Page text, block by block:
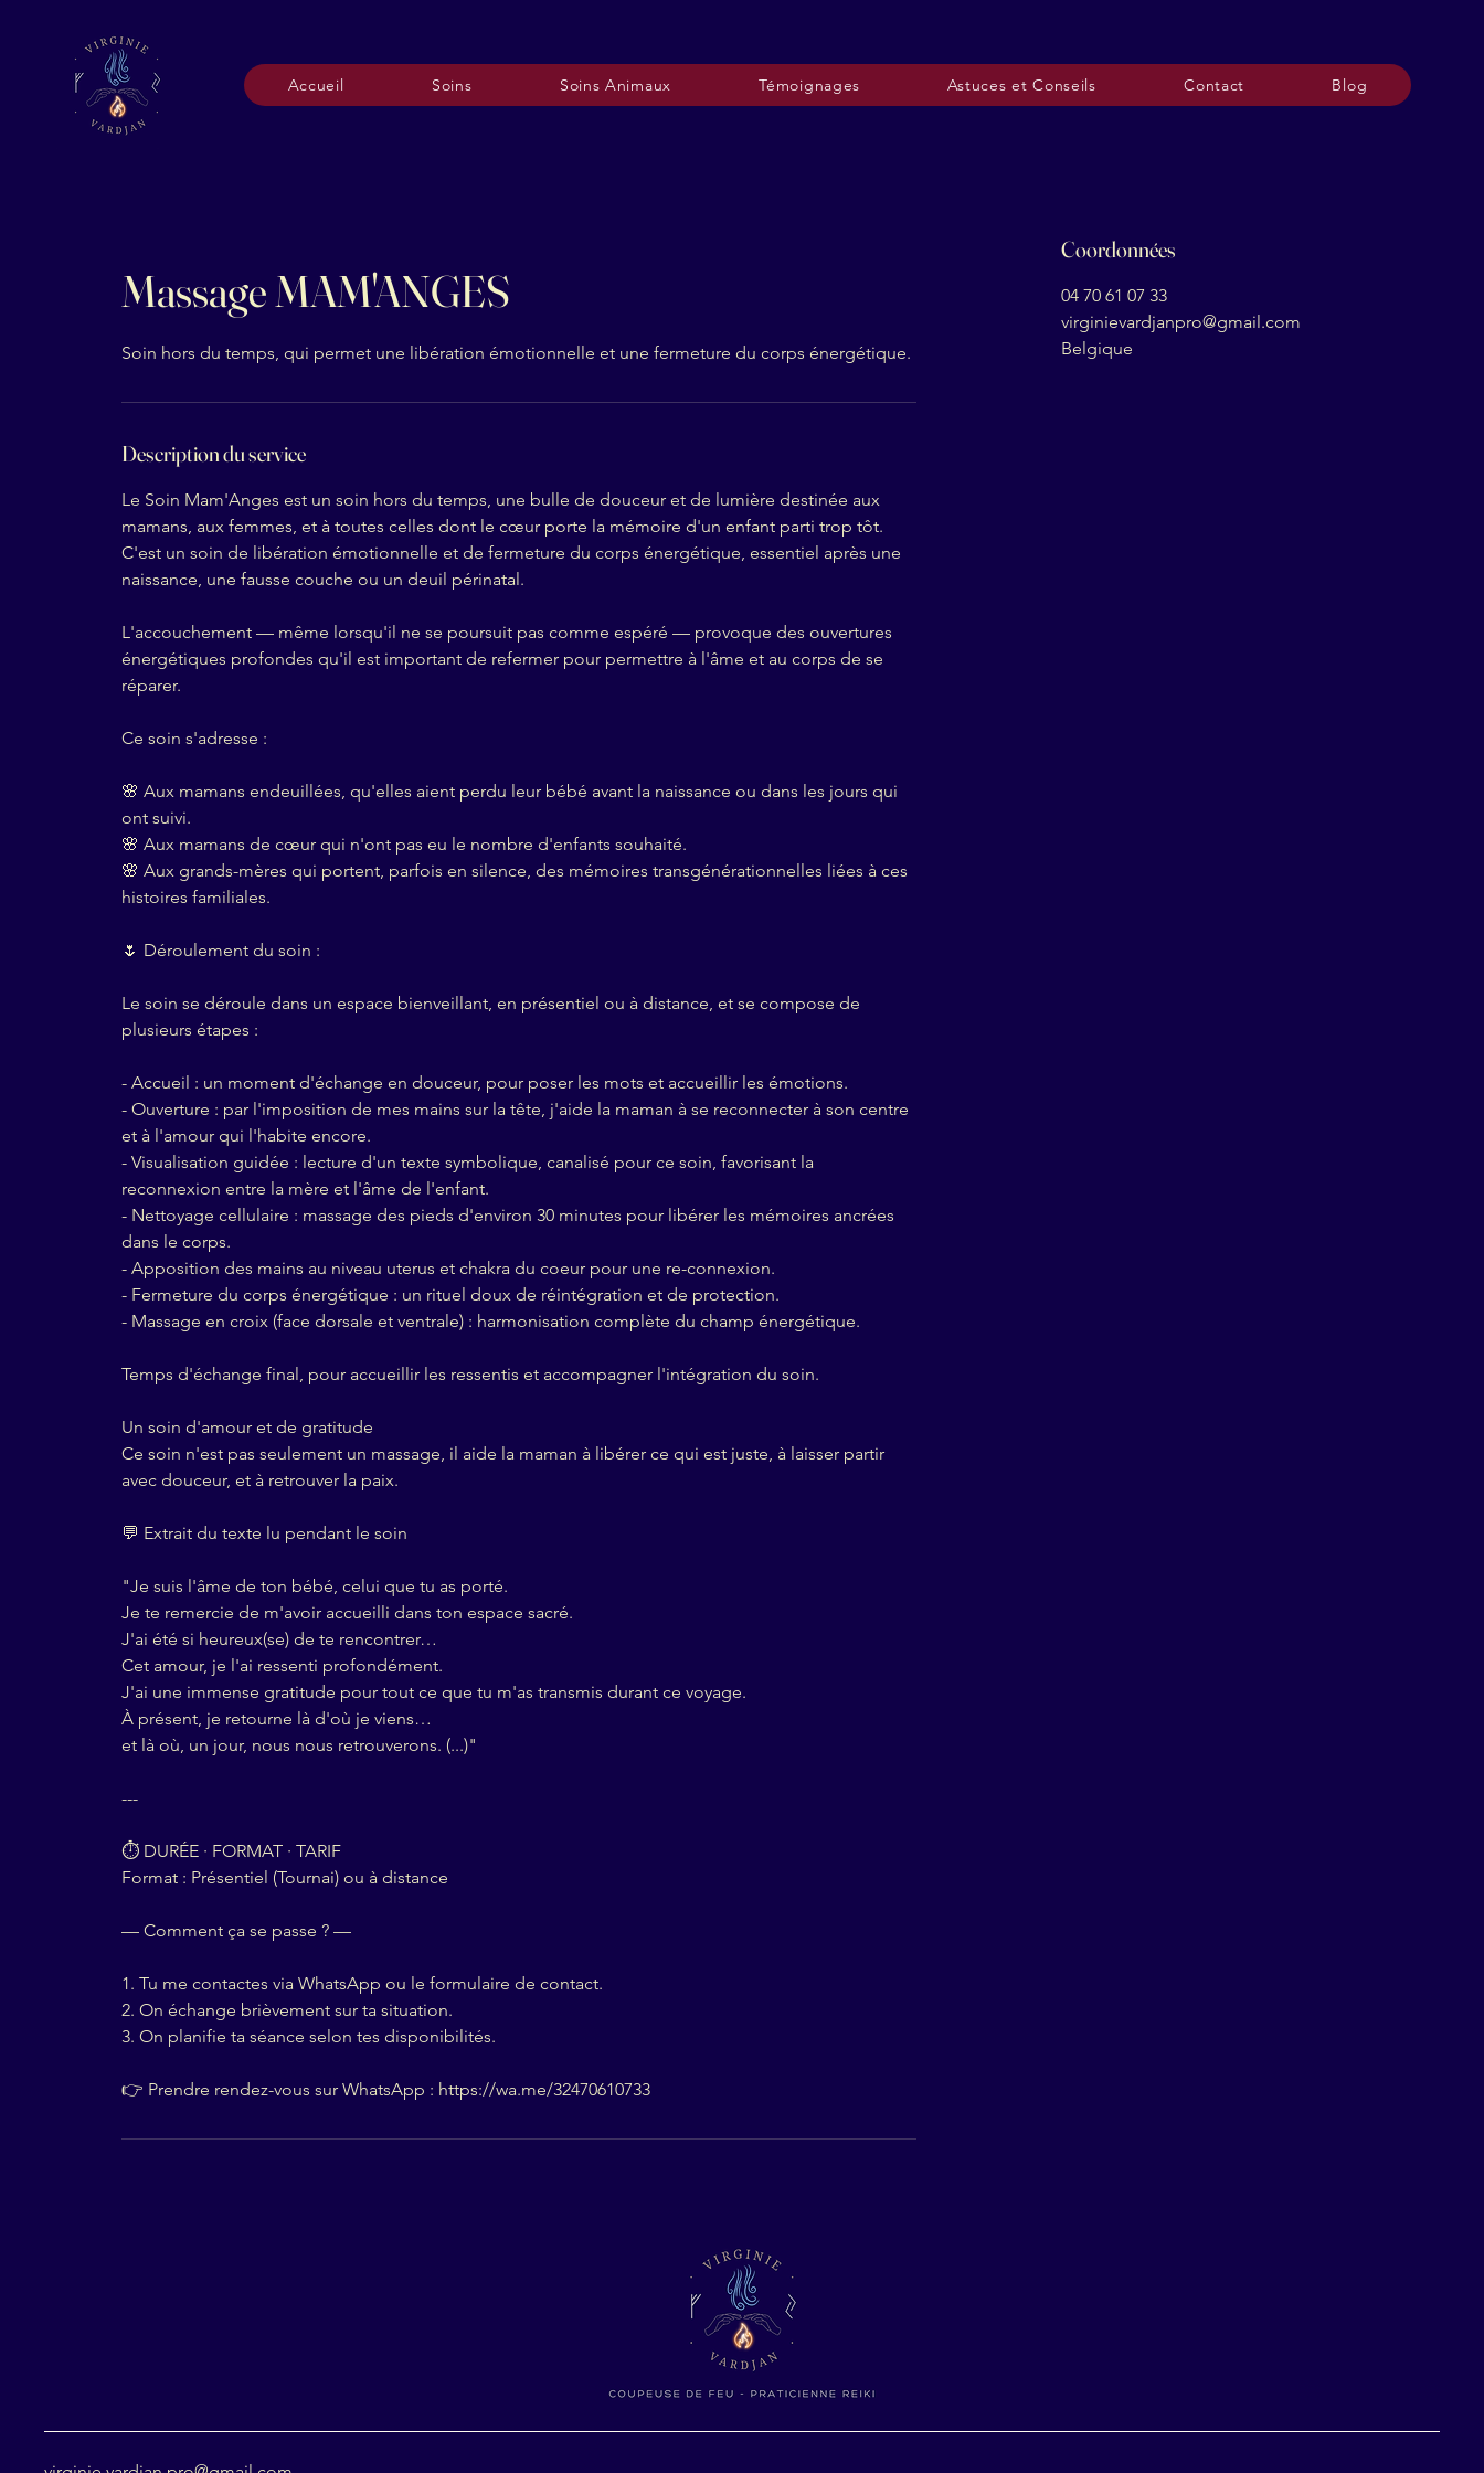
Accueil Soins Soins Animaux Témoignages Astuces et Conseils Contact Blog
Massage MAM'ANGES
Soin hors du temps, qui permet une libération émotionnelle et une fermeture du corps énergétique.
Description du service
Le Soin Mam'Anges est un soin hors du temps, une bulle de douceur et de lumière destinée aux
mamans, aux femmes, et à toutes celles dont le cœur porte la mémoire d'un enfant parti trop tôt.
C'est un soin de libération émotionnelle et de fermeture du corps énergétique, essentiel après une
naissance, une fausse couche ou un deuil périnatal.
L'accouchement — même lorsqu'il ne se poursuit pas comme espéré — provoque des ouvertures
énergétiques profondes qu'il est important de refermer pour permettre à l'âme et au corps de se
réparer.
Ce soin s'adresse :
🌸 Aux mamans endeuillées, qu'elles aient perdu leur bébé avant la naissance ou dans les jours qui
ont suivi.
🌸 Aux mamans de cœur qui n'ont pas eu le nombre d'enfants souhaité.
🌸 Aux grands-mères qui portent, parfois en silence, des mémoires transgénérationnelles liées à ces
histoires familiales.
🌷 Déroulement du soin :
Le soin se déroule dans un espace bienveillant, en présentiel ou à distance, et se compose de
plusieurs étapes :
- Accueil : un moment d'échange en douceur, pour poser les mots et accueillir les émotions.
- Ouverture : par l'imposition de mes mains sur la tête, j'aide la maman à se reconnecter à son centre
et à l'amour qui l'habite encore.
- Visualisation guidée : lecture d'un texte symbolique, canalisé pour ce soin, favorisant la
reconnexion entre la mère et l'âme de l'enfant.
- Nettoyage cellulaire : massage des pieds d'environ 30 minutes pour libérer les mémoires ancrées
dans le corps.
- Apposition des mains au niveau uterus et chakra du coeur pour une re-connexion.
- Fermeture du corps énergétique : un rituel doux de réintégration et de protection.
- Massage en croix (face dorsale et ventrale) : harmonisation complète du champ énergétique.
Temps d'échange final, pour accueillir les ressentis et accompagner l'intégration du soin.
Un soin d'amour et de gratitude
Ce soin n'est pas seulement un massage, il aide la maman à libérer ce qui est juste, à laisser partir
avec douceur, et à retrouver la paix.
💬 Extrait du texte lu pendant le soin
"Je suis l'âme de ton bébé, celui que tu as porté.
Je te remercie de m'avoir accueilli dans ton espace sacré.
J'ai été si heureux(se) de te rencontrer…
Cet amour, je l'ai ressenti profondément.
J'ai une immense gratitude pour tout ce que tu m'as transmis durant ce voyage.
À présent, je retourne là d'où je viens…
et là où, un jour, nous nous retrouverons. (...)"
---
⏱ DURÉE · FORMAT · TARIF
Format : Présentiel (Tournai) ou à distance
— Comment ça se passe ? —
1. Tu me contactes via WhatsApp ou le formulaire de contact.
2. On échange brièvement sur ta situation.
3. On planifie ta séance selon tes disponibilités.
👉 Prendre rendez-vous sur WhatsApp : https://wa.me/32470610733
Coordonnées
04 70 61 07 33
virginievardjanpro@gmail.com
Belgique